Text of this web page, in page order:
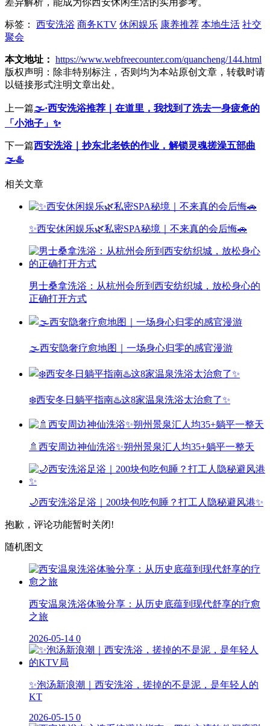
标签： 西安洗浴 商务KTV 休闲娱乐 康养推荐 本地生活 社交
聚会
本文地址： https://www.webfreecounter.com/quancheng/144.html
版权声明： 除非特别标注，否则均为本站原创文章，转载时请
以链接形式注明文章出处。
上一篇🌫️·西安洗浴推荐｜在道里，我找到了洗去一身疲惫的
「小池子」✨
下一篇西安洗浴｜抄东北老铁的作业，解锁灵魂搓澡五部曲
🌫️♨️
相关文章
✨西安休闲娱乐🌿私密SPA秘境｜不来真的会后悔🚗
男士桑拿洗浴：从杭州会所到西安纺织城，放松身心的
正确打开方式
🌫️西安隐奢疗愈地图｜一场身心归零的感官漫游
❄️西安冬日躺平指南♨️这8家温泉洗浴太治愈了✨
🚿西安周边神仙洗浴✨朔州景泉汇人均35+躺平一整天
🌙西安洗浴足浴｜200块包吃包睡？打工人隐秘避风港✨
抱歉，评论功能暂时关闭!
随机图文
西安温泉洗浴体验分享：从历史底蕴到现代舒享的疗愈
之旅
2026-05-14 0
✨泡汤新浪潮｜西安洗浴，搓掉的不是泥，是年轻人的
KT
2026-05-15 0